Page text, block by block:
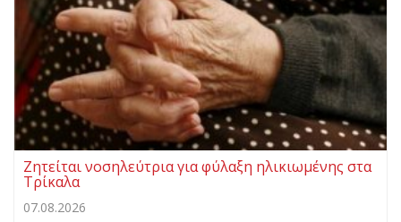
Ζητείται νοσηλεύτρια για φύλαξη ηλικιωμένης στα
Τρίκαλα
07.08.2026